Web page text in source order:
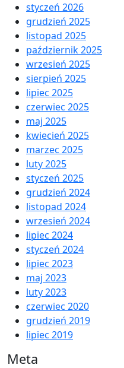
styczeń 2026
grudzień 2025
listopad 2025
październik 2025
wrzesień 2025
sierpień 2025
lipiec 2025
czerwiec 2025
maj 2025
kwiecień 2025
marzec 2025
luty 2025
styczeń 2025
grudzień 2024
listopad 2024
wrzesień 2024
lipiec 2024
styczeń 2024
lipiec 2023
maj 2023
luty 2023
czerwiec 2020
grudzień 2019
lipiec 2019
Meta